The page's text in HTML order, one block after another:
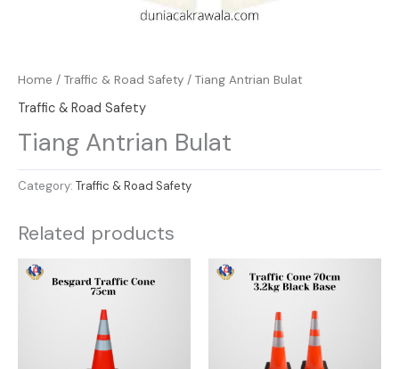
Home / Traffic & Road Safety / Tiang Antrian Bulat
Traffic & Road Safety
Tiang Antrian Bulat
Category: Traffic & Road Safety
Related products